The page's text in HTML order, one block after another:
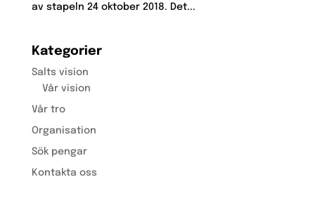
av stapeln 24 oktober 2018. Det...
Kategorier
Salts vision
Vår vision
Vår tro
Organisation
Sök pengar
Kontakta oss